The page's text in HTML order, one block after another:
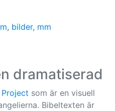
bilder, mm
dramatiserad
som är en visuell
Bibeltexten är